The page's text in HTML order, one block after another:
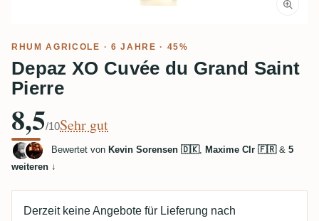
RHUM AGRICOLE · 6 JAHRE · 45%
Depaz XO Cuvée du Grand Saint
Pierre
8,5/10Sehr gut
Bewertet von Kevin Sorensen 🇩🇰, Maxime Clr 🇫🇷& 5
weiteren ↓
Derzeit keine Angebote für Lieferung nach